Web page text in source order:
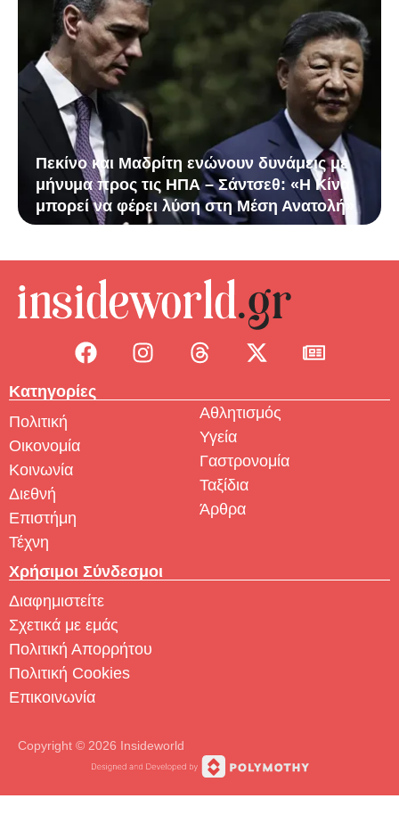
Πεκίνο και Μαδρίτη ενώνουν δυνάμεις με
μήνυμα προς τις ΗΠΑ – Σάντσεθ: «Η Κίνα
μπορεί να φέρει λύση στη Μέση Ανατολή»
Κατηγορίες
Πολιτική
Οικονομία
Κοινωνία
Διεθνή
Επιστήμη
Τέχνη
Αθλητισμός
Υγεία
Γαστρονομία
Ταξίδια
Άρθρα
Χρήσιμοι Σύνδεσμοι
Διαφημιστείτε
Σχετικά με εμάς
Πολιτική Απορρήτου
Πολιτική Cookies
Επικοινωνία
Copyright © 2026 Insideworld